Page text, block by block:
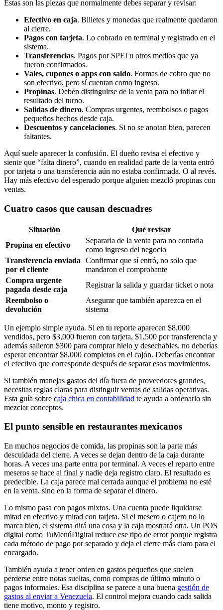
Estas son las piezas que normalmente debes separar y revisar:
Efectivo en caja. Billetes y monedas que realmente quedaron
al cierre.
Pagos con tarjeta. Lo cobrado en terminal y registrado en el
sistema.
Transferencias. Pagos por SPEI u otros medios que ya
fueron confirmados.
Vales, cupones o apps con saldo. Formas de cobro que no
son efectivo, pero sí cuentan como ingreso.
Propinas. Deben distinguirse de la venta para no inflar el
resultado del turno.
Salidas de dinero. Compras urgentes, reembolsos o pagos
pequeños hechos desde caja.
Descuentos y cancelaciones. Si no se anotan bien, parecen
faltantes.
Aquí suele aparecer la confusión. El dueño revisa el efectivo y
siente que “falta dinero”, cuando en realidad parte de la venta entró
por tarjeta o una transferencia aún no estaba confirmada. O al revés.
Hay más efectivo del esperado porque alguien mezcló propinas con
ventas.
Cuatro casos que causan descuadres
Situación
Qué revisar
Propina en efectivo
Separarla de la venta para no contarla
como ingreso del negocio
Transferencia enviada
por el cliente
Confirmar que sí entró, no solo que
mandaron el comprobante
Compra urgente
pagada desde caja
Registrar la salida y guardar ticket o nota
Reembolso o
devolución
Asegurar que también aparezca en el
sistema
Un ejemplo simple ayuda. Si en tu reporte aparecen $8,000
vendidos, pero $3,000 fueron con tarjeta, $1,500 por transferencia y
además salieron $300 para comprar hielo y desechables, no deberías
esperar encontrar $8,000 completos en el cajón. Deberías encontrar
el efectivo que corresponde después de separar esos movimientos.
Si también manejas gastos del día fuera de proveedores grandes,
necesitas reglas claras para distinguir ventas de salidas operativas.
Esta guía sobre caja chica en contabilidad te ayuda a ordenarlo sin
mezclar conceptos.
El punto sensible en restaurantes mexicanos
En muchos negocios de comida, las propinas son la parte más
descuidada del cierre. A veces se dejan dentro de la caja durante
horas. A veces una parte entra por terminal. A veces el reparto entre
meseros se hace al final y nadie deja registro claro. El resultado es
predecible. La caja parece mal cerrada aunque el problema no esté
en la venta, sino en la forma de separar el dinero.
Lo mismo pasa con pagos mixtos. Una cuenta puede liquidarse
mitad en efectivo y mitad con tarjeta. Si el mesero o cajero no lo
marca bien, el sistema dirá una cosa y la caja mostrará otra. Un POS
digital como TuMenúDigital reduce ese tipo de error porque registra
cada método de pago por separado y deja el cierre más claro para el
encargado.
También ayuda a tener orden en gastos pequeños que suelen
perderse entre notas sueltas, como compras de último minuto o
pagos informales. Esa disciplina se parece a una buena gestión de
gastos al enviar a Venezuela. El control mejora cuando cada salida
tiene motivo, monto y registro.